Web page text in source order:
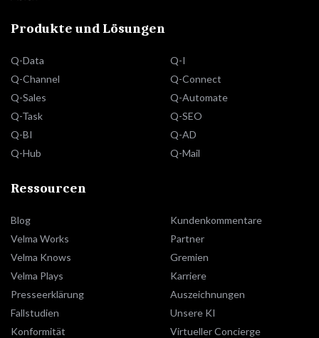
Produkte und Lösungen
Q-Data
Q-Channel
Q-Sales
Q-Task
Q-BI
Q-Hub
Q-I
Q-Connect
Q-Automate
Q-SEO
Q-AD
Q-Mail
Ressourcen
Blog
Velma Works
Velma Knows
Velma Plays
Presseerklärung
Fallstudien
Konformität
Kundenkommentare
Partner
Gremien
Karriere
Auszeichnungen
Unsere KI
Virtueller Concierge